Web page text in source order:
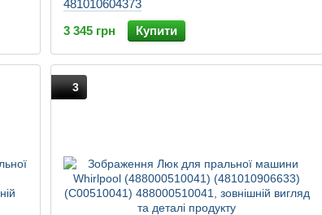
481010604373
3 345 грн
Купити
3